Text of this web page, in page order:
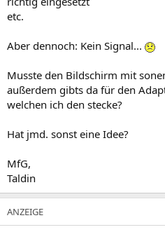
etc.
Aber dennoch: Kein Signal...
Musste den Bildschirm mit
außerdem gibts da für den
welchen ich den stecke?
Hat jmd. sonst eine Idee?
MfG,
Taldin